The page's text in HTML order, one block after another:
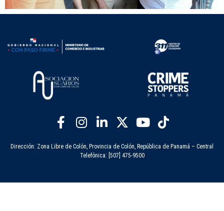
Dirección: Zona Libre de Colón, Provincia de Colón, República de Panamá – Central
Telefónica: [507] 475-9500